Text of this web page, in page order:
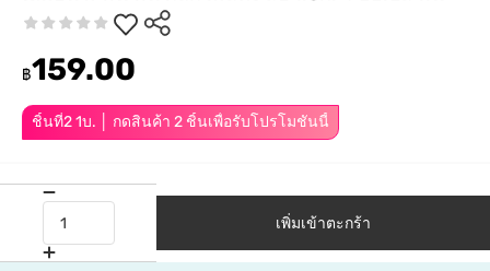
ชิ้นที่2 1บ. │ กดสินค้า 2 ชิ้นเพื่อรับโปรโมชันนี้
฿159.00
เพิ่มเข้าตะกร้า